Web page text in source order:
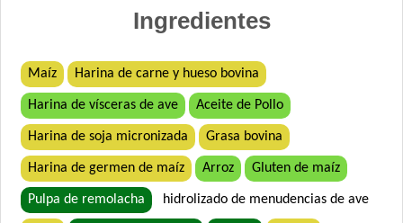
Sieger Perro Senior Raza Pequeña
Vitalcan Balanced Perro Senior Raza Pequeña
Vitalcan Complete Perro Senior All Brends
Ingredientes
Maíz Harina de carne y hueso bovina
Harina de vísceras de ave Aceite de Pollo
Harina de soja micronizada Grasa bovina
Harina de germen de maíz Arroz Gluten de maíz
Pulpa de remolacha hidrolizado de menudencias de ave